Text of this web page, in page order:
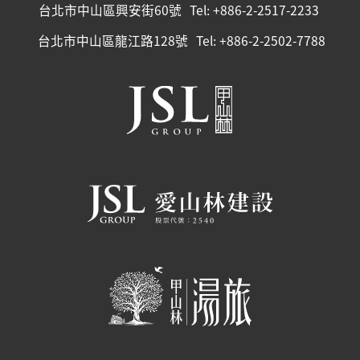
台北市中山區興安街60號 Tel: +886-2-2517-2233
台北市中山區龍江路128號 Tel: +886-2-2502-7788